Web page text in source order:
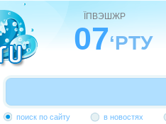
ЇПВЭШЖР
07‘РТУ
поиск по сайту в новостях